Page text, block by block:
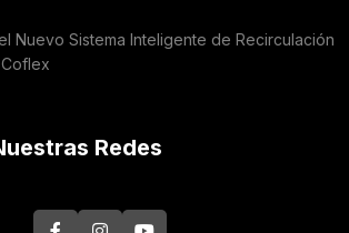
Nuevo Sistema Inteligente de Recirculación
Redes